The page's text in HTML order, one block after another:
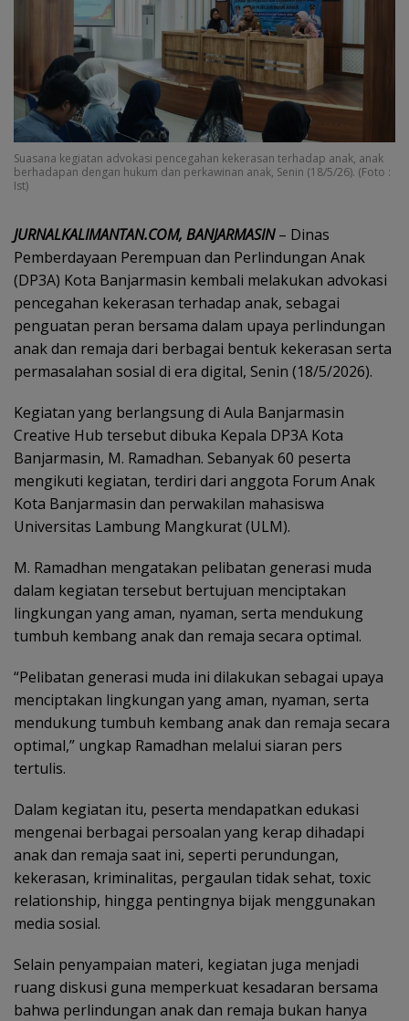
Suasana kegiatan advokasi pencegahan kekerasan terhadap anak, anak
berhadapan dengan hukum dan perkawinan anak, Senin (18/5/26). (Foto :
Ist)
JURNALKALIMANTAN.COM, BANJARMASIN– Dinas
Pemberdayaan Perempuan dan Perlindungan Anak
(DP3A) Kota Banjarmasin kembali melakukan advokasi
pencegahan kekerasan terhadap anak, sebagai
penguatan peran bersama dalam upaya perlindungan
anak dan remaja dari berbagai bentuk kekerasan serta
permasalahan sosial di era digital, Senin (18/5/2026).
Kegiatan yang berlangsung di Aula Banjarmasin
Creative Hub tersebut dibuka Kepala DP3A Kota
Banjarmasin, M. Ramadhan. Sebanyak 60 peserta
mengikuti kegiatan, terdiri dari anggota Forum Anak
Kota Banjarmasin dan perwakilan mahasiswa
Universitas Lambung Mangkurat (ULM).
M. Ramadhan mengatakan pelibatan generasi muda
dalam kegiatan tersebut bertujuan menciptakan
lingkungan yang aman, nyaman, serta mendukung
tumbuh kembang anak dan remaja secara optimal.
“Pelibatan generasi muda ini dilakukan sebagai upaya
menciptakan lingkungan yang aman, nyaman, serta
mendukung tumbuh kembang anak dan remaja secara
optimal,” ungkap Ramadhan melalui siaran pers
tertulis.
Dalam kegiatan itu, peserta mendapatkan edukasi
mengenai berbagai persoalan yang kerap dihadapi
anak dan remaja saat ini, seperti perundungan,
kekerasan, kriminalitas, pergaulan tidak sehat, toxic
relationship, hingga pentingnya bijak menggunakan
media sosial.
Selain penyampaian materi, kegiatan juga menjadi
ruang diskusi guna memperkuat kesadaran bersama
bahwa perlindungan anak dan remaja bukan hanya